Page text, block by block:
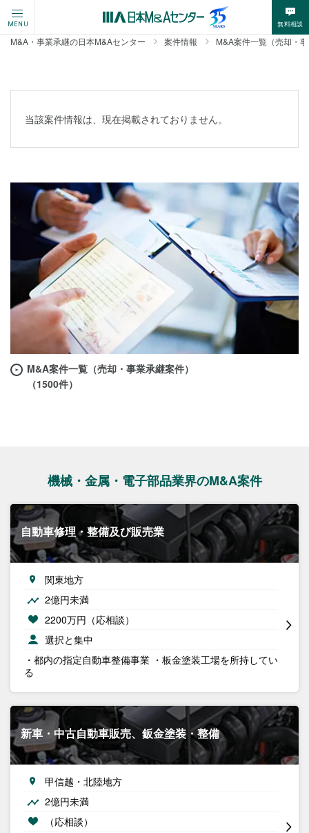
MENU 無料相談
M&A・事業承継の日本M&Aセンター 案件情報 M&A案件一覧（売却・
当該案件情報は、現在掲載されておりません。
M&A案件一覧（売却・事業承継案件）
（1500件）
機械・金属・電子部品業界のM&A案件
自動車修理・整備及び販売業
関東地方
2億円未満
2200万円（応相談）
選択と集中
・都内の指定自動車整備事業 ・板金塗装工場を所持してい
る
新車・中古自動車販売、鈑金塗装・整備
甲信越・北陸地方
2億円未満
（応相談）